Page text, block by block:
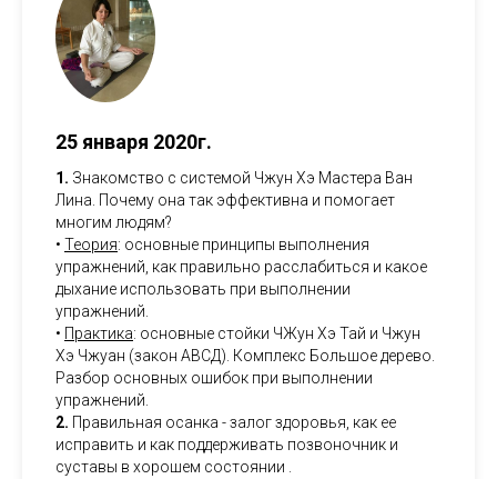
25 января 2020г.
1. Знакомство с системой Чжун Хэ Мастера Ван
Лина. Почему она так эффективна и помогает
многим людям?
• Теория: основные принципы выполнения
упражнений, как правильно расслабиться и какое
дыхание использовать при выполнении
упражнений.
• Практика: основные стойки ЧЖун Хэ Тай и Чжун
Хэ Чжуан (закон АВСД). Комплекс Большое дерево.
Разбор основных ошибок при выполнении
упражнений.
2. Правильная осанка - залог здоровья, как ее
исправить и как поддерживать позвоночник и
суставы в хорошем состоянии .